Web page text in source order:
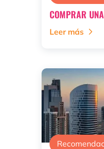
COMPRAR
Leer más